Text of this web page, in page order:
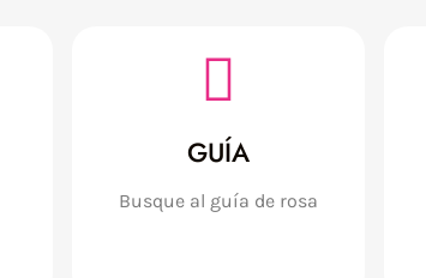
GUÍA
Busque al guía de rosa